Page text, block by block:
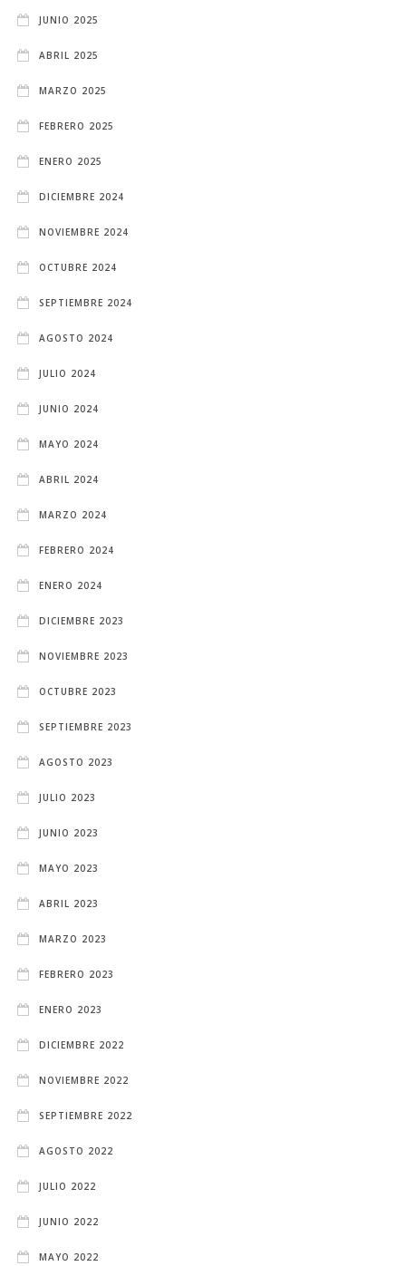
JUNIO 2025
ABRIL 2025
MARZO 2025
FEBRERO 2025
ENERO 2025
DICIEMBRE 2024
NOVIEMBRE 2024
OCTUBRE 2024
SEPTIEMBRE 2024
AGOSTO 2024
JULIO 2024
JUNIO 2024
MAYO 2024
ABRIL 2024
MARZO 2024
FEBRERO 2024
ENERO 2024
DICIEMBRE 2023
NOVIEMBRE 2023
OCTUBRE 2023
SEPTIEMBRE 2023
AGOSTO 2023
JULIO 2023
JUNIO 2023
MAYO 2023
ABRIL 2023
MARZO 2023
FEBRERO 2023
ENERO 2023
DICIEMBRE 2022
NOVIEMBRE 2022
SEPTIEMBRE 2022
AGOSTO 2022
JULIO 2022
JUNIO 2022
MAYO 2022